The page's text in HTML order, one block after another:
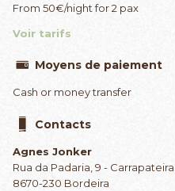
From 50€/night for 2 pax
Voir tarifs
Moyens de paiement
Cash or money transfer
Contacts
Agnes Jonker
Rua da Padaria, 9 - Carrapateira
8670-230 Bordeira